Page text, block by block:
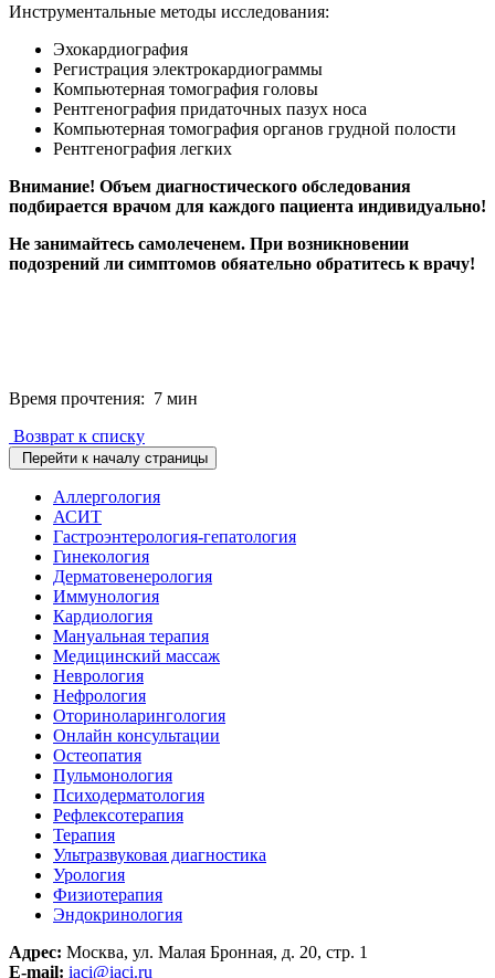
Инструментальные методы исследования:
Эхокардиография
Регистрация электрокардиограммы
Компьютерная томография головы
Рентгенография придаточных пазух носа
Компьютерная томография органов грудной полости
Рентгенография легких
Внимание! Объем диагностического обследования
подбирается врачом для каждого пациента индивидуально!
Не занимайтесь самолеченем. При возникновении
подозрений ли симптомов обяательно обратитесь к врачу!
Время прочтения: 7 мин
Возврат к списку
Перейти к началу страницы
Аллергология
АСИТ
Гастроэнтерология-гепатология
Гинекология
Дерматовенерология
Иммунология
Кардиология
Мануальная терапия
Медицинский массаж
Неврология
Нефрология
Оториноларингология
Онлайн консультации
Остеопатия
Пульмонология
Психодерматология
Рефлексотерапия
Терапия
Ультразвуковая диагностика
Урология
Физиотерапия
Эндокринология
Адрес: Москва, ул. Малая Бронная, д. 20, стр. 1
E-mail: iaci@iaci.ru